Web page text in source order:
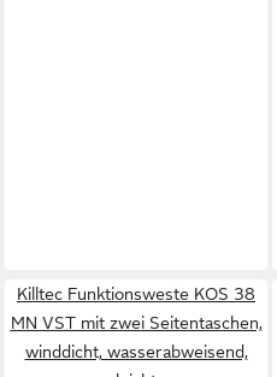
Killtec Funktionsweste KOS 38
MN VST mit zwei Seitentaschen,
winddicht, wasserabweisend,